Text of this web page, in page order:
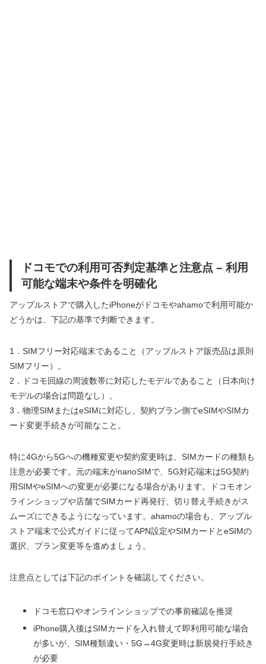
ドコモでの利用可否判定基準と注意点 – 利用
可能な端末や条件を明確化
アップルストアで購入したiPhoneがドコモやahamoで利用可能か
どうかは、下記の基準で判断できます。
1．SIMフリー対応端末であること（アップルストア販売品は原則
SIMフリー）。
2．ドコモ回線の周波数帯に対応したモデルであること（日本向け
モデルの場合は問題なし）。
3．物理SIMまたはeSIMに対応し、契約プラン側でeSIMやSIMカ
ード変更手続きが可能なこと。
特に4Gから5Gへの機種変更や契約変更時は、SIMカードの種類も
注意が必要です。元の端末がnanoSIMで、5G対応端末は5G契約
用SIMやeSIMへの変更が必要になる場合があります。ドコモオン
ラインショップや店舗でSIMカード再発行、切り替え手続きがス
ムーズにできるようになっています。ahamoの場合も、アップル
ストア端末で公式ガイドに従ってAPN設定やSIMカードとeSIMの
選択、プラン変更等を進めましょう。
注意点としては下記のポイントを確認してください。
ドコモ窓口やオンラインショップでの事前確認を推奨
iPhone購入後はSIMカードを入れ替えて即利用可能な場合
が多いが、SIM種類違い・5G→4G変更時は新規発行手続き
が必要